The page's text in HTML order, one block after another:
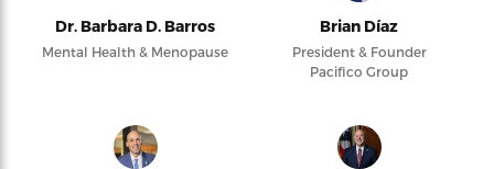
Dr. Barbara D. Barros
Mental Health & Menopause
Brian Díaz
President & Founder
Pacifico Group